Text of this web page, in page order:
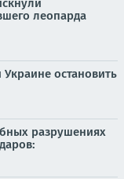
леопарда
Украине остановить
разрушениях